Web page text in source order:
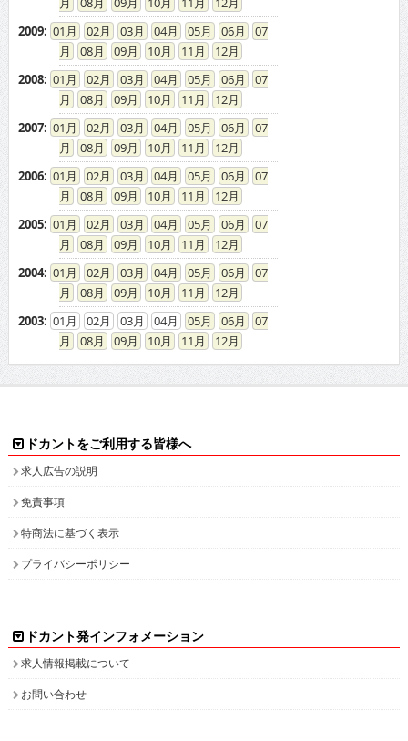
2009: 01 02 03 04 05 06
07
08
09 10 11
12
2008: 01 02 03 04 05 06
07
08
09 10 11
12
2007: 01 02 03 04 05 06
07
08
09 10 11
12
2006: 01 02 03 04 05 06
07
08
09 10 11
12
2005: 01 02 03 04 05 06
07
08
09 10 11
12
2004: 01 02 03 04 05 06
07
08
09 10 11
12
2003: 01 02 03 04 05 06
07
08
09 10 11 12
ドカントをご利用する皆様へ
求人広告の説明
免責事項
特商法に基づく表示
プライバシーポリシー
ドカント発インフォメーション
求人情報掲載について
お問い合わせ